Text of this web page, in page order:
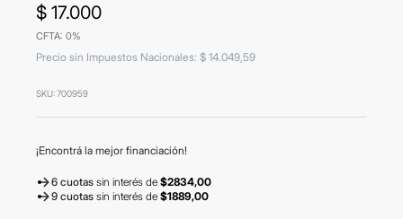
$ 17.000
CFTA: 0%
Precio sin Impuestos Nacionales: $ 14.049, 59
SKU:700959
¡Encontrá la mejor financiación!
6 cuotas sin interésde $2834,00
9 cuotas sin interésde $1889,00
7 hugo boss
8. mochila
10. carolina herrera